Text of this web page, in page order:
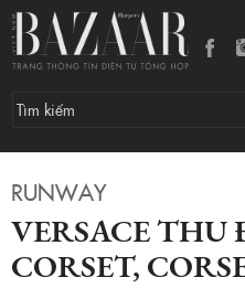
RUNWAY
VERSACE THU
CORSET,
Versace Thu Đông 2022: